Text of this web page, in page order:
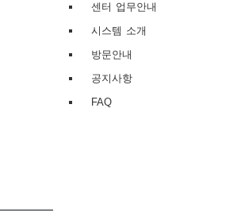
센터 업무안내
시스템 소개
방문안내
공지사항
FAQ